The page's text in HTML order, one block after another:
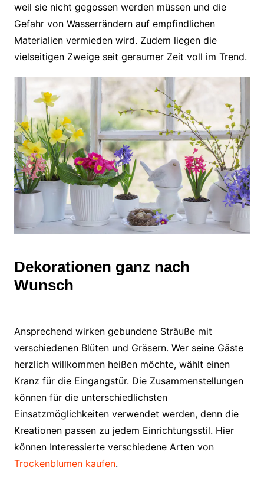
weil sie nicht gegossen werden müssen und die
Gefahr von Wasserrändern auf empfindlichen
Materialien vermieden wird. Zudem liegen die
vielseitigen Zweige seit geraumer Zeit voll im Trend.
Dekorationen ganz nach
Wunsch
Ansprechend wirken gebundene Sträuße mit
verschiedenen Blüten und Gräsern. Wer seine Gäste
herzlich willkommen heißen möchte, wählt einen
Kranz für die Eingangstür. Die Zusammenstellungen
können für die unterschiedlichsten
Einsatzmöglichkeiten verwendet werden, denn die
Kreationen passen zu jedem Einrichtungsstil. Hier
können Interessierte verschiedene Arten von
Trockenblumen kaufen.